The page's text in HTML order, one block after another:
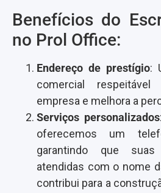
Benefícios do
no Prol Office:
Endereço de prestígio:
comercial
empresa e melhora a
Serviços personalizados
oferecemos um
garantindo que
atendidas com o nome
contribui para a